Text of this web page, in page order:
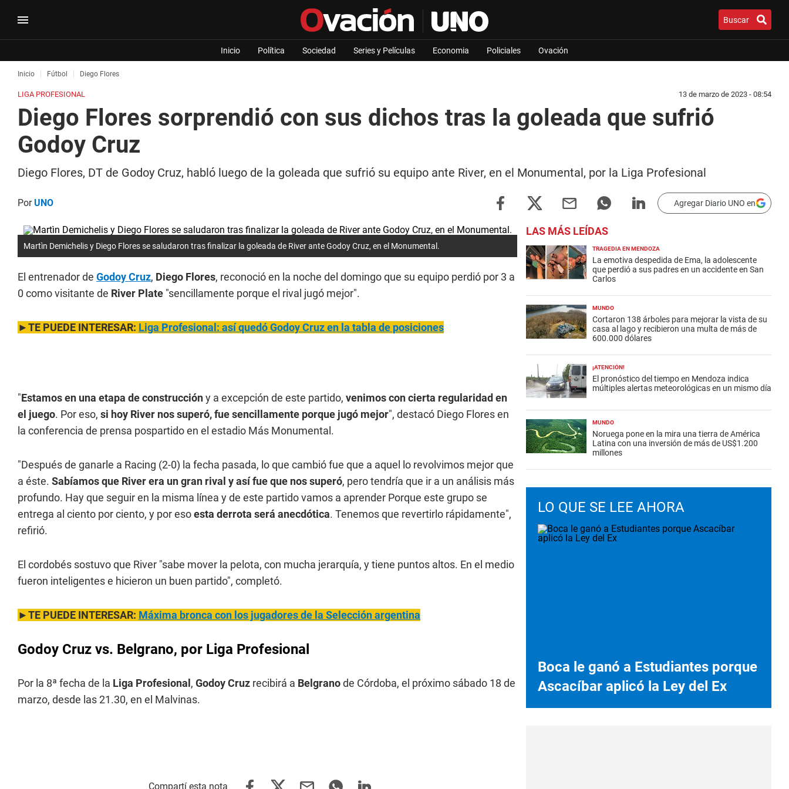
Buscar
Inicio Política Sociedad Series y Películas Economia Policiales Ovación
Inicio Fútbol Diego Flores
LIGA PROFESIONAL 13 de marzo de 2023 - 08:54
Diego Flores sorprendió con sus dichos tras la goleada que sufrió
Godoy Cruz
Diego Flores, DT de Godoy Cruz, habló luego de la goleada que sufrió su equipo ante River, en el Monumental, por la Liga Profesional
PorUNO Agregar Diario UNO en
Martìn Demichelis y Diego Flores se saludaron tras finalizar la goleada de River ante Godoy Cruz, en el Monumental.
El entrenador de Godoy Cruz, Diego Flores, reconoció en la noche del domingo que su equipo perdió por 3 a
0 como visitante de River Plate "sencillamente porque el rival jugó mejor".
►TE PUEDE INTERESAR: Liga Profesional: así quedó Godoy Cruz en la tabla de posiciones
"Estamos en una etapa de construccióny a excepción de este partido, venimos con cierta regularidad en
el juego. Por eso, si hoy River nos superó, fue sencillamente porque jugó mejor", destacó Diego Flores en
la conferencia de prensa pospartido en el estadio Más Monumental.
"Después de ganarle a Racing (2-0) la fecha pasada, lo que cambió fue que a aquel lo revolvimos mejor que
a éste. Sabíamos que River era un gran rival y así fue que nos superó, pero tendría que ir a un análisis más
profundo. Hay que seguir en la misma línea y de este partido vamos a aprender Porque este grupo se
entrega al ciento por ciento, y por esoesta derrota será anecdótica. Tenemos que revertirlo rápidamente",
refirió.
El cordobés sostuvo que River "sabe mover la pelota, con mucha jerarquía, y tiene puntos altos. En el medio
fueron inteligentes e hicieron un buen partido", completó.
►TE PUEDE INTERESAR: Máxima bronca con los jugadores de la Selección argentina
Godoy Cruz vs. Belgrano, por Liga Profesional
Por la 8ª fecha de la Liga Profesional , Godoy Cruz recibirá a Belgranode Córdoba, el próximo sábado 18 de
marzo, desde las 21.30, en el Malvinas.
LAS MÁS LEÍDAS
TRAGEDIA EN MENDOZA
La emotiva despedida de Ema, la adolescente
que perdió a sus padres en un accidente en San
Carlos
MUNDO
Cortaron 138 árboles para mejorar la vista de su
casa al lago y recibieron una multa de más de
600.000 dólares
¡ATENCIÓN!
El pronóstico del tiempo en Mendoza indica
múltiples alertas meteorológicas en un mismo día
MUNDO
Noruega pone en la mira una tierra de América
Latina con una inversión de más de US$1.200
millones
LO QUE SE LEE AHORA
Boca le ganó a Estudiantes porque
Ascacíbar aplicó la Ley del Ex